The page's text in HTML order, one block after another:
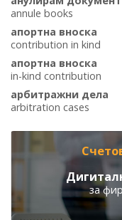
annule books
апортна вноска
contribution in kind
апортна вноска
in-kind contribution
арбитражни дела
arbitration cases
за